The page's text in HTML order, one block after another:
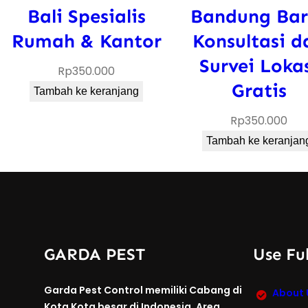
Bali Spesialis
Rumah & Kantor
Rp350.000
Tambah ke keranjang
Bandung
Konsultasi
Survei
Gratis
Rp350.000
Tambah ke
GARDA PEST
Garda Pest Control memiliki Cabang di
Use
About